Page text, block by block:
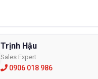
Trịnh Hậu
Sales Expert
0906 018 986